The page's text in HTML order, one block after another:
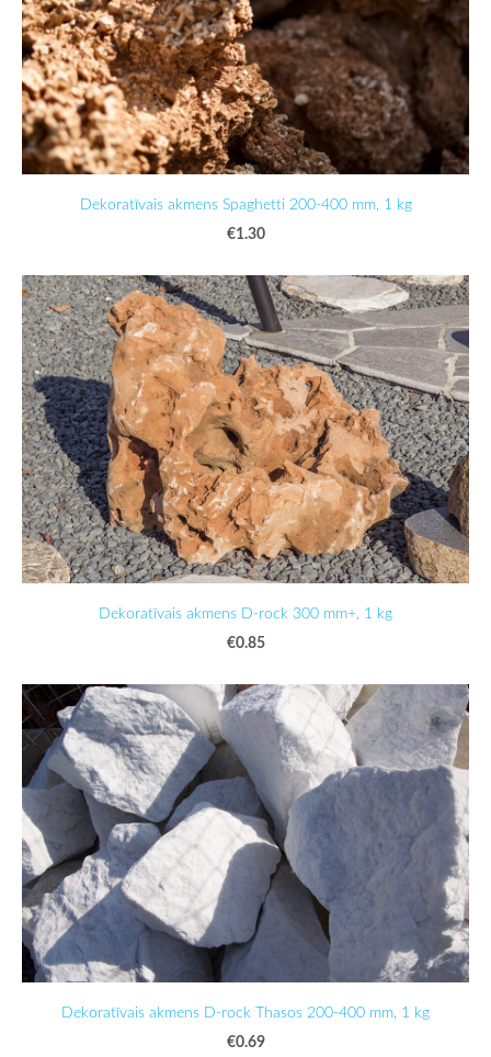
Dekoratīvais akmens Spaghetti 200-400 mm, 1 kg
€1.30
Dekoratīvais akmens D-rock 300 mm+, 1 kg
€0.85
Dekoratīvais akmens D-rock Thasos 200-400 mm, 1 kg
€0.69